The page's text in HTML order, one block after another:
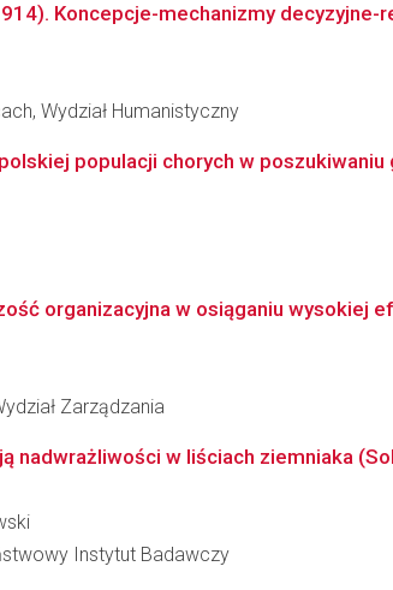
Koncepcje-mechanizmy decyzyjne-
Wydział Humanistyczny
populacji chorych w
organizacyjna w osiąganiu wysokiej
Zarządzania
nadwrażliwości w liściach ziemniaka
Instytut Badawczy